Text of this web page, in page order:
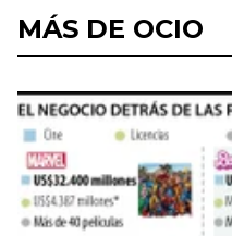
MÁS DE OCIO